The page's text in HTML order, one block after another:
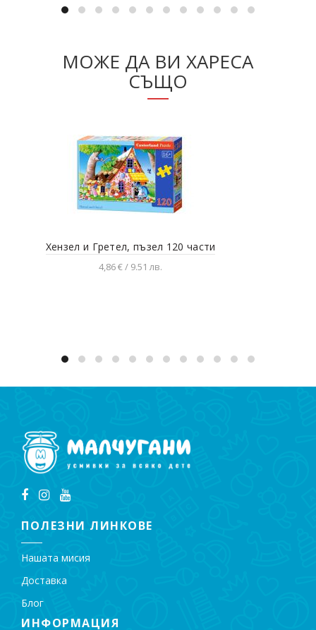
МОЖЕ ДА ВИ ХАРЕСА
СЪЩО
Хензел и Гретел, пъзел 120 части
4,86 € / 9.51 лв.
ПОЛЕЗНИ ЛИНКОВЕ
Нашата мисия
Доставка
Блог
ИНФОРМАЦИЯ